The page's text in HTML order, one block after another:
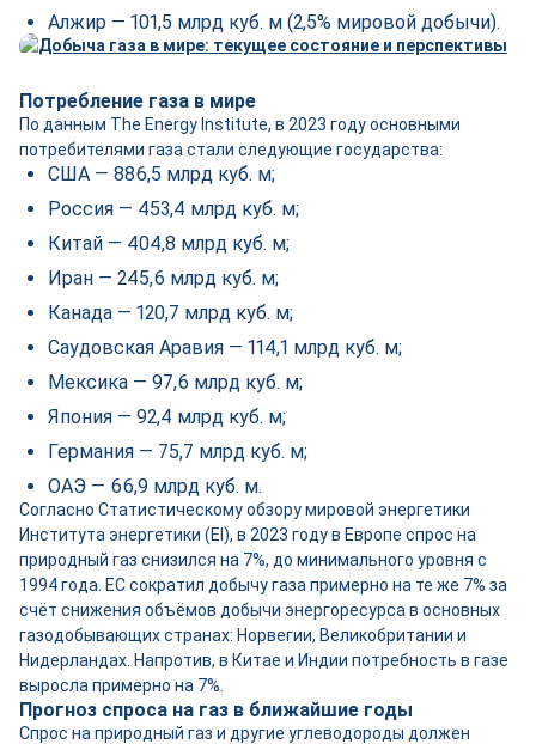
Алжир — 101,5 млрд куб. м (2,5% мировой добычи).
Потребление газа в мире
По данным The Energy Institute, в 2023 году основными
потребителями газа стали следующие государства:
США — 886,5 млрд куб. м;
Россия — 453,4 млрд куб. м;
Китай — 404,8 млрд куб. м;
Иран — 245,6 млрд куб. м;
Канада — 120,7 млрд куб. м;
Саудовская Аравия — 114,1 млрд куб. м;
Мексика — 97,6 млрд куб. м;
Япония — 92,4 млрд куб. м;
Германия — 75,7 млрд куб. м;
ОАЭ — 66,9 млрд куб. м.
Согласно Статистическому обзору мировой энергетики
Института энергетики (EI), в 2023 году в Европе спрос на
природный газ снизился на 7%, до минимального уровня с
1994 года. ЕС сократил добычу газа примерно на те же 7% за
счёт снижения объёмов добычи энергоресурса в основных
газодобывающих странах: Норвегии, Великобритании и
Нидерландах. Напротив, в Китае и Индии потребность в газе
выросла примерно на 7%.
Прогноз спроса на газ в ближайшие годы
Спрос на природный газ и другие углеводороды должен